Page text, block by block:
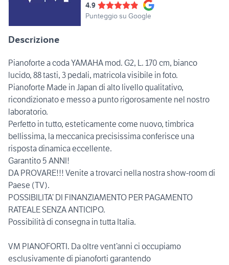
4.9
Punteggio su Google
Descrizione
Pianoforte a coda YAMAHA mod. G2, L. 170 cm, bianco
lucido, 88 tasti, 3 pedali, matricola visibile in foto.
Pianoforte Made in Japan di alto livello qualitativo,
ricondizionato e messo a punto rigorosamente nel nostro
laboratorio.
Perfetto in tutto, esteticamente come nuovo, timbrica
bellissima, la meccanica precisissima conferisce una
risposta dinamica eccellente.
Garantito 5 ANNI!
DA PROVARE!!! Venite a trovarci nella nostra show-room di
Paese (TV).
POSSIBILITA’ DI FINANZIAMENTO PER PAGAMENTO
RATEALE SENZA ANTICIPO.
Possibilità di consegna in tutta Italia.
VM PIANOFORTI. Da oltre vent’anni ci occupiamo
esclusivamente di pianoforti garantendo